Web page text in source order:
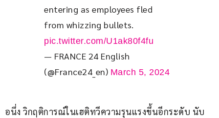
entering as employees fled
from whizzing bullets.
pic.twitter.com/U1ak80f4fu
— FRANCE 24 English
(@France24_en) March 5, 2024
อนึ่ง วิกฤติการณ์ในเฮติทวีความรุนแรงขึ้นอีกระดับ นับ